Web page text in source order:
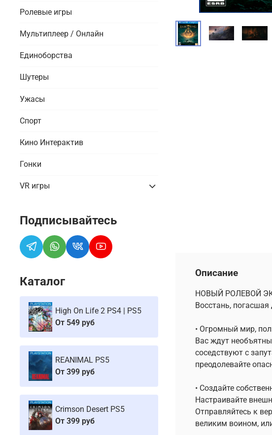
Описание
НОВЫЙ РОЛЕВОЙ
Восстань,
• Огромный мир,
Вас ждут
соседствуют с
преодолевайте
• Создайте
Настраивайте
Отправляйтесь к
великим воином,
Ролевые игры
Мультиплеер / Онлайн
Единоборства
Шутеры
Ужасы
Спорт
Кино Интерактив
Гонки
VR игры
Подписывайтесь
Каталог
High On Life 2 PS4 | PS5
От 549 руб
REANIMAL PS5
От 399 руб
Crimson Desert PS5
От 399 руб